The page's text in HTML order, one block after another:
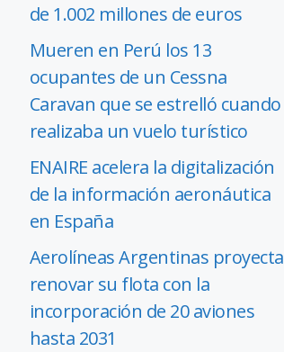
de 1.002 millones de euros
Mueren en Perú los 13
ocupantes de un Cessna
Caravan que se estrelló cuando
realizaba un vuelo turístico
ENAIRE acelera la digitalización
de la información aeronáutica
en España
Aerolíneas Argentinas proyecta
renovar su flota con la
incorporación de 20 aviones
hasta 2031